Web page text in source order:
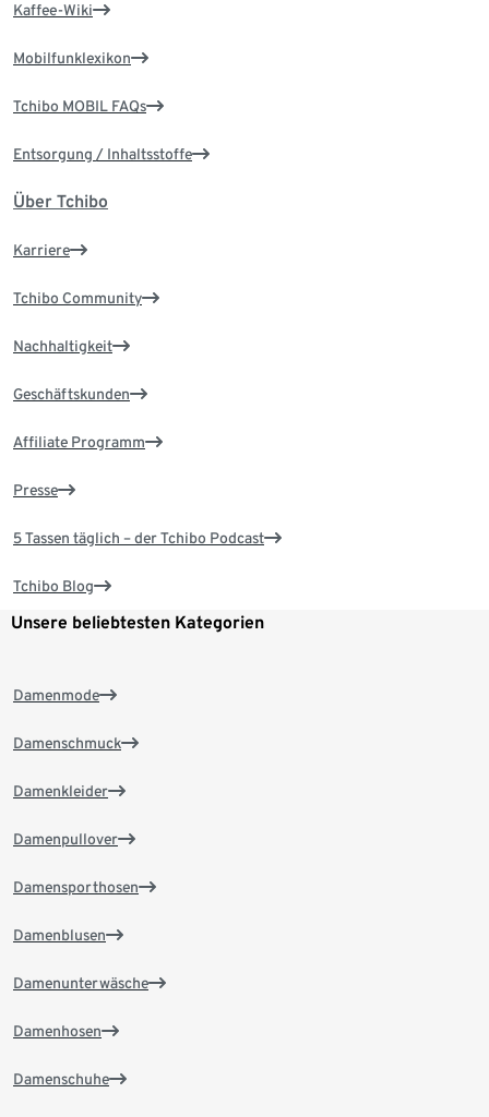
Kaffee-Wiki
Mobilfunklexikon
Tchibo MOBIL FAQs
Entsorgung / Inhaltsstoffe
Über Tchibo
Karriere
Tchibo Community
Nachhaltigkeit
Geschäftskunden
Affiliate Programm
Presse
5 Tassen täglich – der Tchibo Podcast
Tchibo Blog
Unsere beliebtesten Kategorien
Damenmode
Damenschmuck
Damenkleider
Damenpullover
Damensporthosen
Damenblusen
Damenunterwäsche
Damenhosen
Damenschuhe